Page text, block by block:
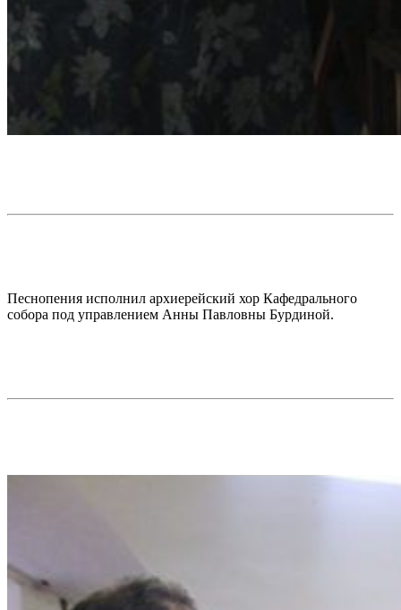
Песнопения исполнил архиерейский хор Кафедрального
собора под управлением Анны Павловны Бурдиной.